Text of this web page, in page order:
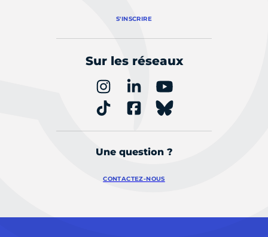
S'INSCRIRE
Sur les réseaux
Une question ?
CONTACTEZ-NOUS